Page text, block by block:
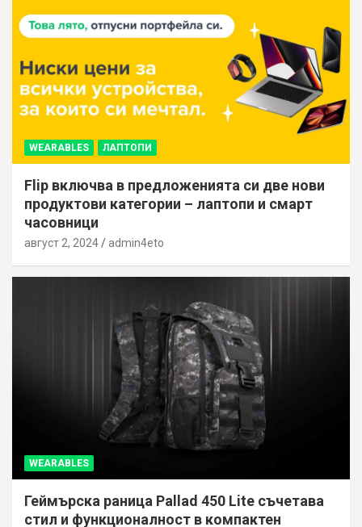
WEARABLES ЛАПТОПИ
Flip включва в предложенията си две нови
продуктови категории – лаптопи и смарт
часовници
август 2, 2024 admin4eto
WEARABLES
Геймърска раница Pallad 450 Lite съчетава
стил и функционалност в компактен